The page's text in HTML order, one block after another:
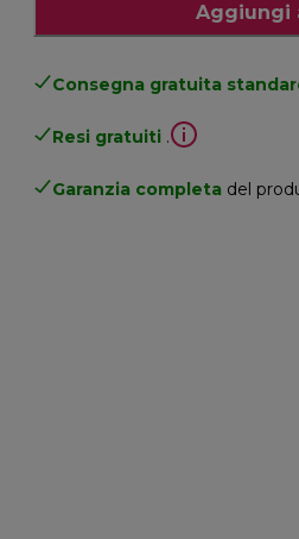
Aggiungi
Consegna gratuita
Resi gratuiti .
Garanzia completa del